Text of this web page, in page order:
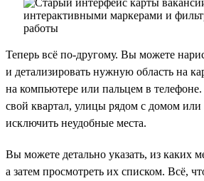
Теперь всё по-другому. Вы можете
и детализировать нужную область на
на компьютере или пальцем в
свой квартал, улицы рядом с домом
исключить неудобные места.
Вы можете детально указать, из каких
а затем просмотреть их списком. Всё,